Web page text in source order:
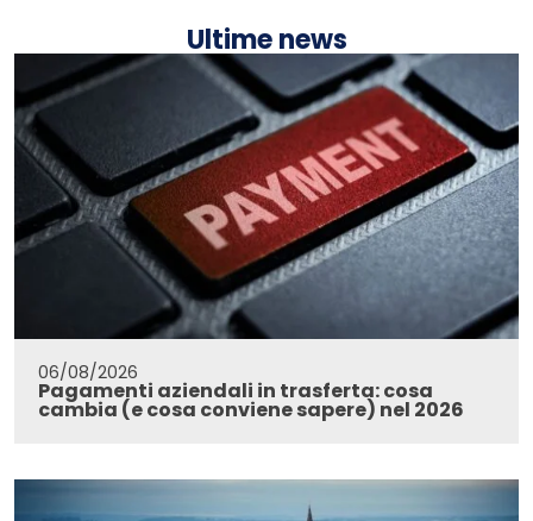
Ultime news
06/08/2026
Pagamenti aziendali in trasferta: cosa
cambia (e cosa conviene sapere) nel 2026